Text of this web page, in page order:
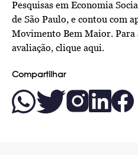
Pesquisas em Economia
de São Paulo, e contou com
Movimento Bem Maior. Para
avaliação, clique aqui.
Compartilhar